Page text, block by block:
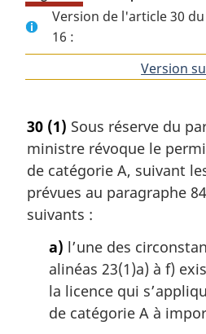
Version de l'article 30 du
16 :
Version
30 (1) Sous réserve du
ministre révoque le
de catégorie A, suivant
prévues au paragraphe
suivants :
a) l’une des
alinéas 23(1)a) à f)
la licence qui
de catégorie A à